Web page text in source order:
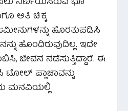
ಅತಿ ಚಿಕ್ಕ
ಹೊರತುಪಡಿಸಿ
ಹೊಂದಿರುವುದಿಲ್ಲ. ಇದೇ
ಜೀವನ ನಡೆಸುತ್ತಿದ್ದಾರೆ. ಈ
ಪ್ಲಾಜಾವನ್ನು
ಮನವಿಯಲ್ಲಿ